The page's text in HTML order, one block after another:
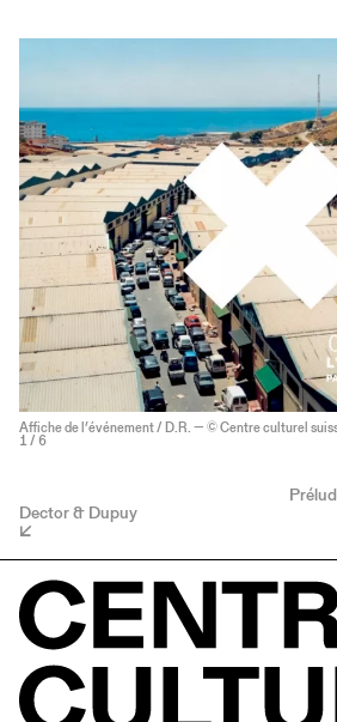
Affiche de l’événement / D.R. — © Centre culturel
1 / 6
Dector & Dupuy